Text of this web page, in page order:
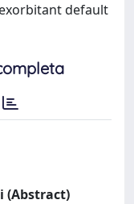
default
(Abstract)